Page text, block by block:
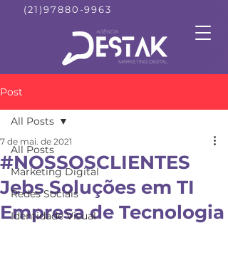
(21)97880-9963
Post
All Posts
Marketing Digital
Redes Sociais
Identidade Visual
All Posts
#NOSSOSCLIENTES
Jebs Soluções em TI
Empresa de Tecnologia
7 de mai. de 2021